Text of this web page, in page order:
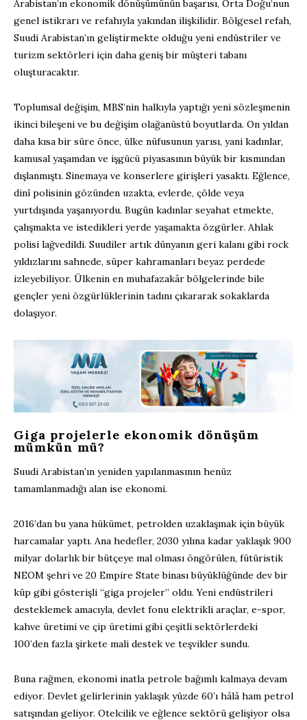
Arabistan’ın ekonomik dönüşümünün başarısı, Orta Doğu’nun
genel istikrarı ve refahıyla yakından ilişkilidir. Bölgesel refah,
Suudi Arabistan’ın geliştirmekte olduğu yeni endüstriler ve
turizm sektörleri için daha geniş bir müşteri tabanı
oluşturacaktır.
Toplumsal değişim, MBS’nin halkıyla yaptığı yeni sözleşmenin
ikinci bileşeni ve bu değişim olağanüstü boyutlarda. On yıldan
daha kısa bir süre önce, ülke nüfusunun yarısı, yani kadınlar,
kamusal yaşamdan ve işgücü piyasasının büyük bir kısmından
dışlanmıştı. Sinemaya ve konserlere girişleri yasaktı. Eğlence,
dinî polisinin gözünden uzakta, evlerde, çölde veya
yurtdışında yaşanıyordu. Bugün kadınlar seyahat etmekte,
çalışmakta ve istedikleri yerde yaşamakta özgürler. Ahlak
polisi lağvedildi. Suudiler artık dünyanın geri kalanı gibi rock
yıldızlarını sahnede, süper kahramanları beyaz perdede
izleyebiliyor. Ülkenin en muhafazakâr bölgelerinde bile
gençler yeni özgürlüklerinin tadını çıkararak sokaklarda
dolaşıyor.
Giga projelerle ekonomik dönüşüm
mümkün mü?
Suudi Arabistan’ın yeniden yapılanmasının henüz
tamamlanmadığı alan ise ekonomi.
2016’dan bu yana hükümet, petrolden uzaklaşmak için büyük
harcamalar yaptı. Ana hedefler, 2030 yılına kadar yaklaşık 900
milyar dolarlık bir bütçeye mal olması öngörülen, fütüristik
NEOM şehri ve 20 Empire State binası büyüklüğünde dev bir
küp gibi gösterişli “giga projeler” oldu. Yeni endüstrileri
desteklemek amacıyla, devlet fonu elektrikli araçlar, e-spor,
kahve üretimi ve çip üretimi gibi çeşitli sektörlerdeki
100’den fazla şirkete mali destek ve teşvikler sundu.
Buna rağmen, ekonomi inatla petrole bağımlı kalmaya devam
ediyor. Devlet gelirlerinin yaklaşık yüzde 60’ı hâlâ ham petrol
satışından geliyor. Otelcilik ve eğlence sektörü gelişiyor olsa